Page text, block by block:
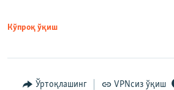
Кўпроқ ўқиш
Ўртоқлашинг VPNсиз ўқиш